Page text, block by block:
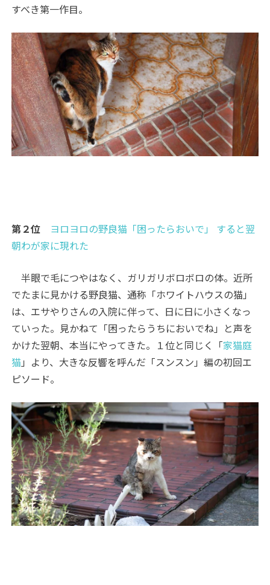
すべき第一作目。
第２位
ヨロヨロの野良猫「困ったらおいで」 すると翌
朝わが家に現れた
半眼で毛につやはなく、ガリガリボロボロの体。近所
でたまに見かける野良猫、通称「ホワイトハウスの猫」
は、エサやりさんの入院に伴って、日に日に小さくなっ
ていった。見かねて「困ったらうちにおいでね」と声を
かけた翌朝、本当にやってきた。１位と同じく「家猫庭
猫」より、大きな反響を呼んだ「スンスン」編の初回エ
ピソード。